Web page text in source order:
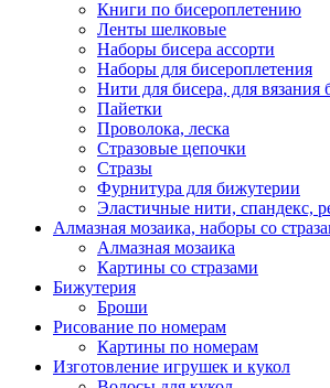
Книги по бисероплетению
Ленты шелковые
Наборы бисера ассорти
Наборы для бисероплетения
Нити для бисера, для вязания
Пайетки
Проволока, леска
Стразовые цепочки
Стразы
Фурнитура для бижутерии
Эластичные нити, спандекс,
Алмазная мозаика, наборы со
Алмазная мозаика
Картины co стразами
Бижутерия
Броши
Рисование по номерам
Картины по номерам
Изготовление игрушек и кукол